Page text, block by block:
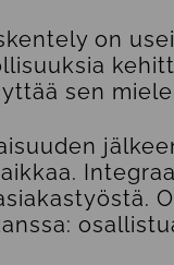
on
sen